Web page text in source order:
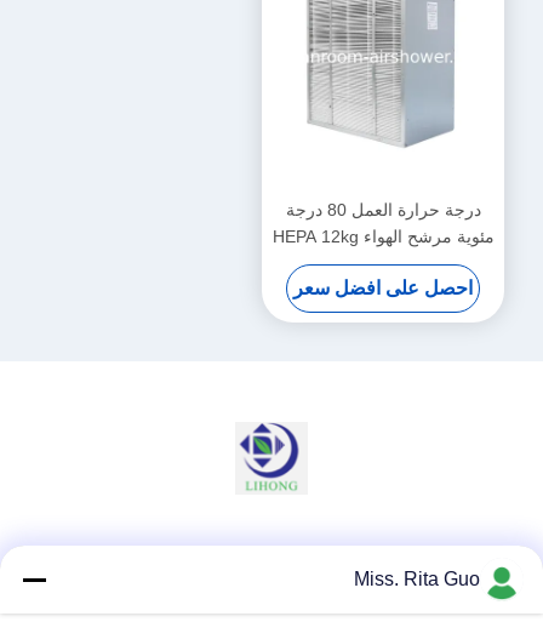
درجة حرارة العمل 80 درجة
مئوية مرشح الهواء HEPA 12kg
الوزن الضغط الأولي أقل من
120 Pa مثالية لأنظمة HVAC
تحسين الهواء
احصل على افضل سعر
Miss. Rita Guo